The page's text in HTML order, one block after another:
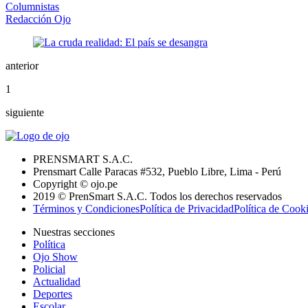
Columnistas
Redacción Ojo
anterior
1
siguiente
PRENSMART S.A.C.
Prensmart Calle Paracas #532, Pueblo Libre, Lima - Perú
Copyright © ojo.pe
2019 © PrenSmart S.A.C. Todos los derechos reservados
Términos y CondicionesPolítica de PrivacidadPolítica de
Nuestras secciones
Política
Ojo Show
Policial
Actualidad
Deportes